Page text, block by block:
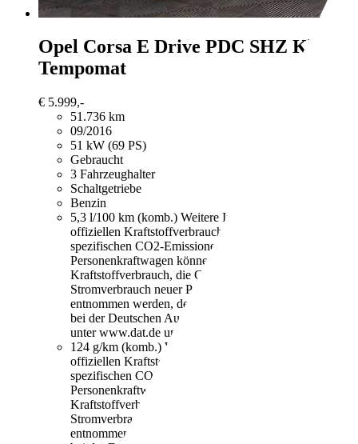
Opel Corsa E Drive PDC SHZ Klima
Tempomat
€ 5.999,-
51.736 km
09/2016
51 kW (69 PS)
Gebraucht
3 Fahrzeughalter
Schaltgetriebe
Benzin
5,3 l/100 km (komb.) Weitere Informationen zum
offiziellen Kraftstoffverbrauch und den offiziellen
spezifischen CO2-Emissionen neuer
Personenkraftwagen können dem "Leitfaden über den
Kraftstoffverbrauch, die CO2-Emissionen und den
Stromverbrauch neuer Personenkraftwagen"
entnommen werden, der an allen Verkaufsstellen und
bei der Deutschen Automobil Treuhand GmbH
unter www.dat.de unentgeltlich erhältlich ist.
124 g/km (komb.) Weitere Informationen zum
offiziellen Kraftstoffverbrauch und den offiziellen
spezifischen CO2-Emissionen neuer
Personenkraftwagen können dem "Leitfaden über den
Kraftstoffverbrauch, die CO2-Emissionen und den
Stromverbrauch neuer Personenkraftwagen"
entnommen werden, der an allen Verkaufsstellen und